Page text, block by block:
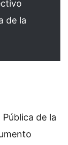
de la
de la